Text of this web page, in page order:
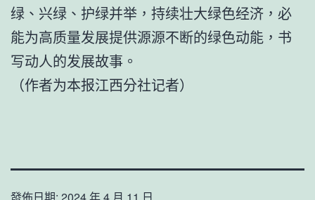
绿、兴绿、护绿并举，持续壮大绿色经济，必
能为高质量发展提供源源不断的绿色动能，书
写动人的发展故事。
（作者为本报江西分社记者）
發佈日期: 2024 年 4 月 11 日